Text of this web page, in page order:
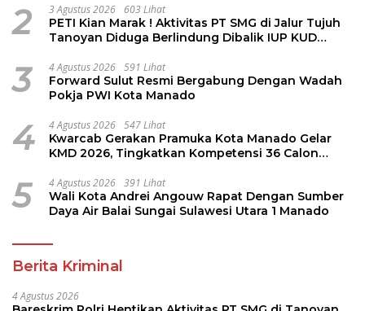
2 3 Agustus 2026 603 Lihat
PETI Kian Marak ! Aktivitas PT SMG di Jalur Tujuh
Tanoyan Diduga Berlindung Dibalik IUP KUD
3 4 Agustus 2026 591 Lihat
Forward Sulut Resmi Bergabung Dengan Wadah
Pokja PWI Kota Manado
4 4 Agustus 2026 547 Lihat
Kwarcab Gerakan Pramuka Kota Manado Gelar
KMD 2026, Tingkatkan Kompetensi 36 Calon
5 4 Agustus 2026 391 Lihat
Wali Kota Andrei Angouw Rapat Dengan Sumber
Daya Air Balai Sungai Sulawesi Utara 1 Manado
Berita Kriminal
4 Agustus 2026